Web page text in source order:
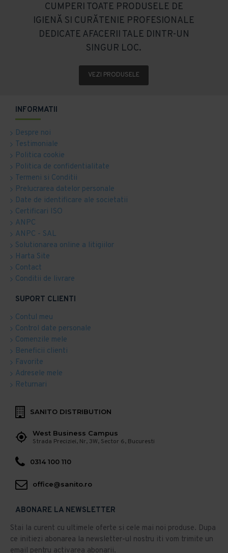
CUMPERI TOATE PRODUSELE DE
IGIENĂ SI CURĂTENIE PROFESIONALE
DEDICATE AFACERII TALE DINTR-UN
SINGUR LOC.
VEZI PRODUSELE
INFORMATII
Despre noi
Testimoniale
Politica cookie
Politica de confidentialitate
Termeni si Conditii
Prelucrarea datelor personale
Date de identificare ale societatii
Certificari ISO
ANPC
ANPC - SAL
Solutionarea online a litigiilor
Harta Site
Contact
Conditii de livrare
SUPORT CLIENTI
Contul meu
Control date personale
Comenzile mele
Beneficii clienti
Favorite
Adresele mele
Returnari
SANITO DISTRIBUTION
West Business Campus
Strada Preciziei, Nr, 3W, Sector 6, Bucuresti
0314 100 110
office@sanito.ro
ABONARE LA NEWSLETTER
Stai la curent cu ultimele oferte si cele mai noi produse. Dupa
ce initiezi abonarea la newsletter-ul nostru iti vom trimite un
email pentru activarea abonarii.